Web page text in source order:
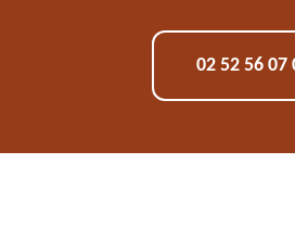
02 52 56 07